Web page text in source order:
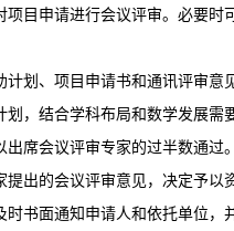
项目申请进行会议评审。必要时
划、项目申请书和通讯评审意
，结合学科布局和数学发展需
席会议评审专家的过半数通过。
出的会议评审意见，决定予以
时书面通知申请人和依托单位，